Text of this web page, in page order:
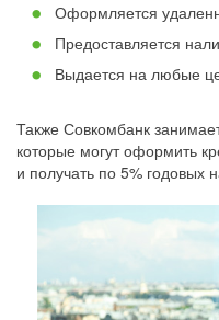
Оформляется
Предоставляется
Выдается на любые
Также Совкомбанк
которые могут оформить
и получать по 5% годовых